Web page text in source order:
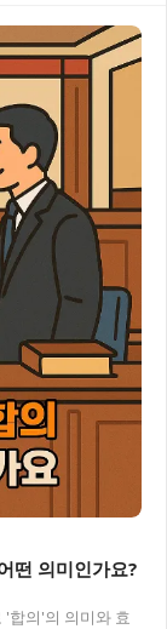
떤 의미인가요?
'합의'의 의미와 효